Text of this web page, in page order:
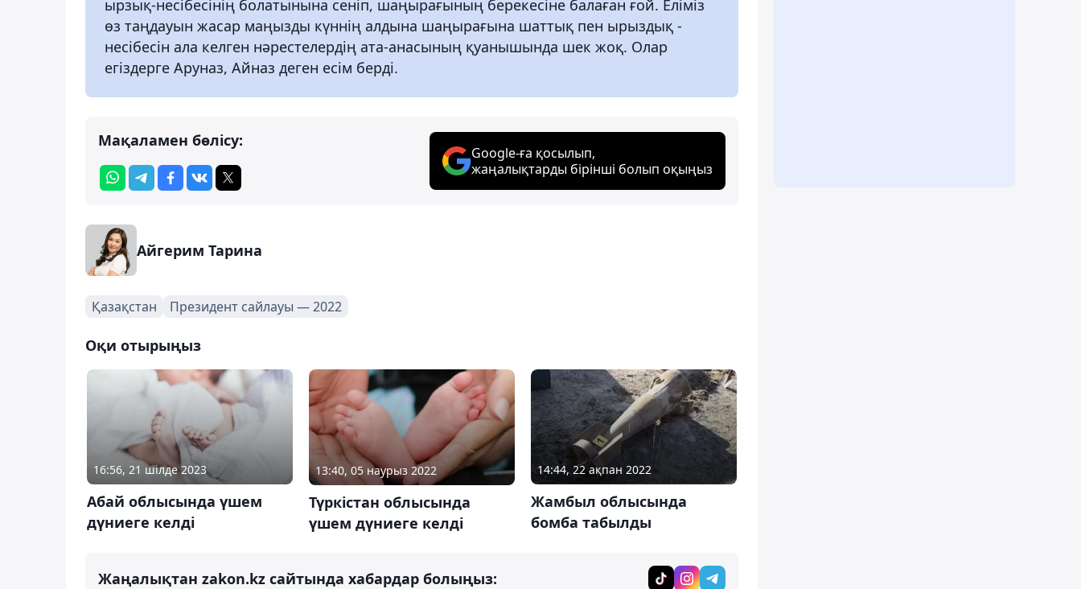
ырзық-несібесінің болатынына сеніп, шаңырағының берекесіне балаған ғой. Еліміз
өз таңдауын жасар маңызды күннің алдына шаңырағына шаттық пен ырыздық -
несібесін ала келген нәрестелердің ата-анасының қуанышында шек жоқ. Олар
егіздерге Аруназ, Айназ деген есім берді.
Мақаламен бөлісу:
Google-ға қосылып,
жаңалықтарды бірінші болып оқыңыз
Айгерим Тарина
Қазақстан Президент сайлауы — 2022
Оқи отырыңыз
16:56, 21 шілде 2023
Абай облысында үшем
дүниеге келді
13:40, 05 наурыз 2022
Түркістан облысында
үшем дүниеге келді
14:44, 22 ақпан 2022
Жамбыл облысында
бомба табылды
Жаңалықтан zakon.kz сайтында хабардар болыңыз: